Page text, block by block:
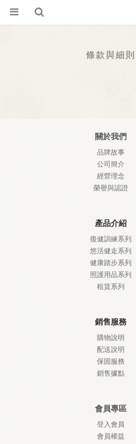
條款與細則
關於我們
品牌故事
公司簡介
經營理念
榮譽與認證
產品介紹
復健訓練系列
悠活健走系列
健康踏步系列
照護用品系列
租賃系列
銷售服務
購物說明
配送說明
保固服務
銷售據點
會員專區
登入會員
會員權益